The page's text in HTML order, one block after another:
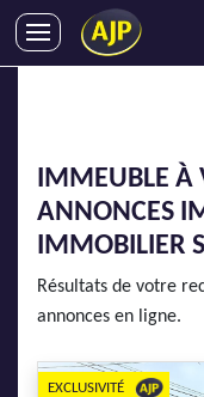
SYNDIC
IMMOBILIER NEUF
ENTREPRISES
IMMEUBLE À
ANNONCES
IMMOBILIER
Résultats de votre
annonces en ligne.
EXCLUSIVITÉ